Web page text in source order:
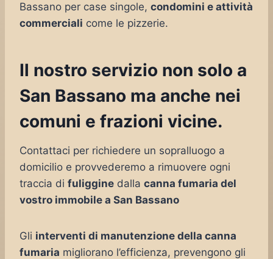
Bassano per case singole, condomini e attività
commerciali come le pizzerie.
Il nostro servizio non solo a
San Bassano ma anche nei
comuni e frazioni vicine.
Contattaci per richiedere un sopralluogo a
domicilio e provvederemo a rimuovere ogni
traccia di fuliggine dalla canna fumaria del
vostro immobile a San Bassano
Gli interventi di manutenzione della canna
fumaria migliorano l’efficienza, prevengono gli